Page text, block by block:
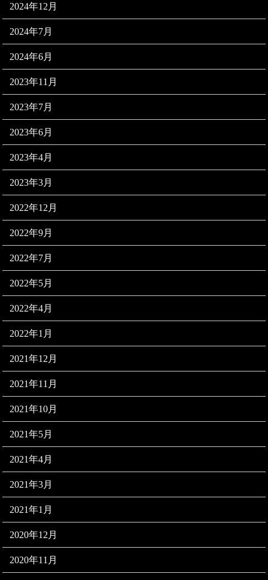
2024年12月
2024年7月
2024年6月
2023年11月
2023年7月
2023年6月
2023年4月
2023年3月
2022年12月
2022年9月
2022年7月
2022年5月
2022年4月
2022年1月
2021年12月
2021年11月
2021年10月
2021年5月
2021年4月
2021年3月
2021年1月
2020年12月
2020年11月